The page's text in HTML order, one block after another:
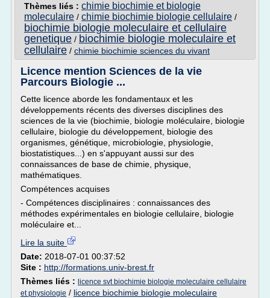
Thèmes liés : chimie biochimie et biologie
moleculaire / chimie biochimie biologie cellulaire /
biochimie biologie moleculaire et cellulaire
genetique / biochimie biologie moleculaire et
cellulaire / chimie biochimie sciences du vivant
Licence mention Sciences de la vie
Parcours Biologie ...
Cette licence aborde les fondamentaux et les
développements récents des diverses disciplines des
sciences de la vie (biochimie, biologie moléculaire, biologie
cellulaire, biologie du développement, biologie des
organismes, génétique, microbiologie, physiologie,
biostatistiques...) en s'appuyant aussi sur des
connaissances de base de chimie, physique,
mathématiques.
Compétences acquises
- Compétences disciplinaires : connaissances des
méthodes expérimentales en biologie cellulaire, biologie
moléculaire et...
Lire la suite
Date: 2018-07-01 00:37:52
Site : http://formations.univ-brest.fr
Thèmes liés : licence svt biochimie biologie moleculaire cellulaire
et physiologie / licence biochimie biologie moleculaire